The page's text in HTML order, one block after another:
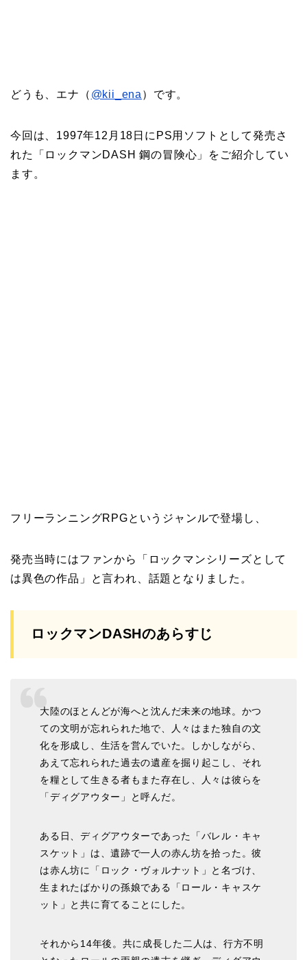
どうも、エナ（ @kii_ena ）です。
今回は、1997年12月18日にPS用ソフトとして発売さ
れた「ロックマンDASH 鋼の冒険心」をご紹介してい
ます。
フリーランニングRPGというジャンルで登場し、
発売当時にはファンから「ロックマンシリーズとして
は異色の作品」と言われ、話題となりました。
ロックマンDASHのあらすじ
大陸のほとんどが海へと沈んだ未来の地球。かつ
ての文明が忘れられた地で、人々はまた独自の文
化を形成し、生活を営んでいた。しかしながら、
あえて忘れられた過去の遺産を掘り起こし、それ
を糧として生きる者もまた存在し、人々は彼らを
「ディグアウター」と呼んだ。
ある日、ディグアウターであった「バレル・キャ
スケット」は、遺跡で一人の赤ん坊を拾った。彼
は赤ん坊に「ロック・ヴォルナット」と名づけ、
生まれたばかりの孫娘である「ロール・キャスケ
ット」と共に育てることにした。
それから14年後。共に成長した二人は、行方不明